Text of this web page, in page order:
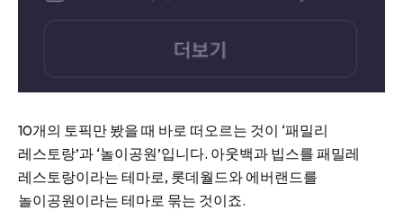
10개의 토픽만 봤을 때 바로 떠오르는 것이 ‘패밀리
레스토랑’과 ‘놀이공원’입니다. 아웃백과 빕스를 패밀레
레스토랑이라는 테마로, 롯데월드와 에버랜드를
놀이공원이라는 테마로 묶는 것이죠.